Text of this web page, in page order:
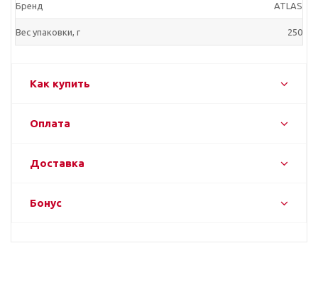
Бренд ATLAS
Вес упаковки, г 250
Как купить
Оплата
Доставка
Бонус